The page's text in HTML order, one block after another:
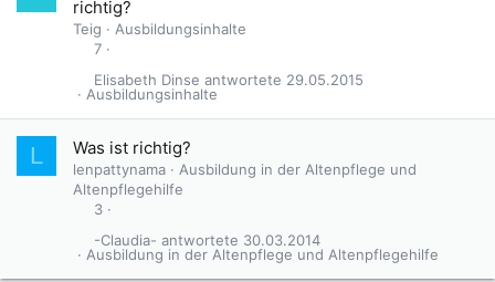
richtig?
Teig
Ausbildungsinhalte
7
Ausbildungsinhalte
29.05.2015
Elisabeth Dinse
L Was ist richtig?
lenpattynama
Ausbildung in der Altenpflege und
Altenpflegehilfe
3
Ausbildung in der Altenpflege und Altenpflegehilfe
30.03.2014
-Claudia-